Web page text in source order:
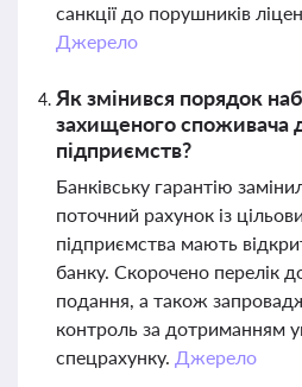
санкції до порушників
Джерело
Як змінився порядок
захищеного споживача
підприємств?
Банківську гарантію
поточний рахунок із
підприємства мають
банку. Скорочено перелік
подання, а також
контроль за дотриманням
спецрахунку. Джерело